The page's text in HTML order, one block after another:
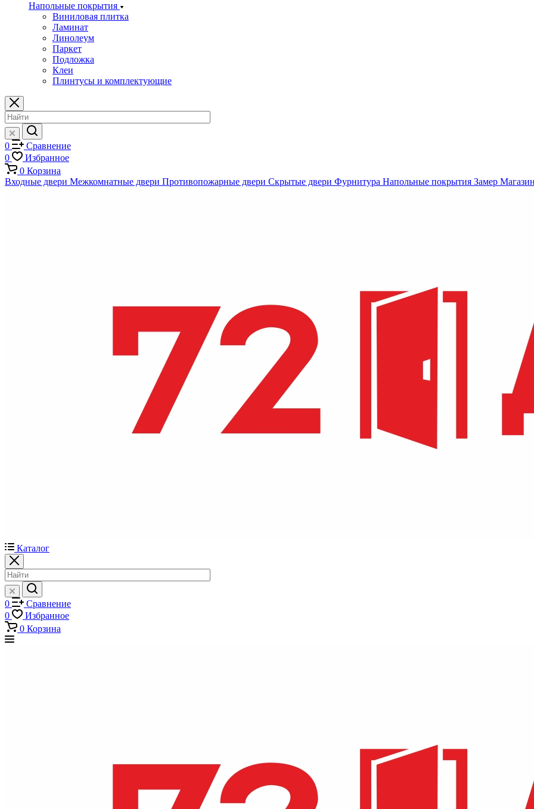
Напольные покрытия
Виниловая плитка
Ламинат
Линолеум
Паркет
Подложка
Клеи
Плинтусы и комплектующие
0
Сравнение
0
Избранное
0 Корзина
Входные двери Межкомнатные двери Противопожарные двери Скрытые двери Фурнитура Напольные покрытия Замер
Каталог
0
Сравнение
0
Избранное
0 Корзина